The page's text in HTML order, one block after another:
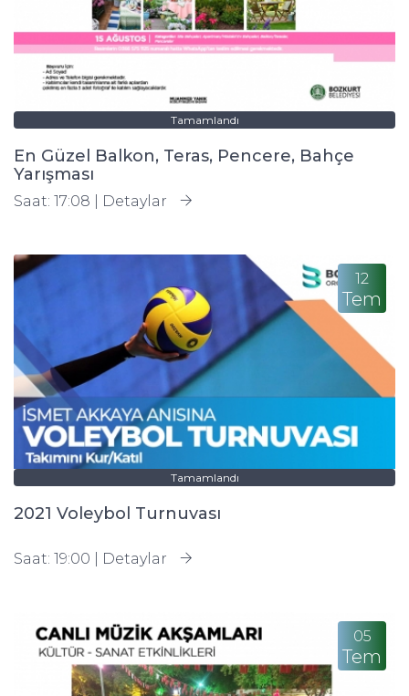
Tamamlandı
En Güzel Balkon, Teras, Pencere, Bahçe
Yarışması
Saat: 17:08 | Detaylar
12
Tem
Tamamlandı
2021 Voleybol Turnuvası
Saat: 19:00 | Detaylar
05
Tem